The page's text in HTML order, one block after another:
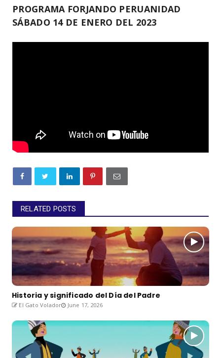
PROGRAMA FORJANDO PERUANIDAD
SÁBADO 14 DE ENERO DEL 2023
RELATED POSTS
Historia y significado del Día del Padre
El Gato Volador June 17, 2026